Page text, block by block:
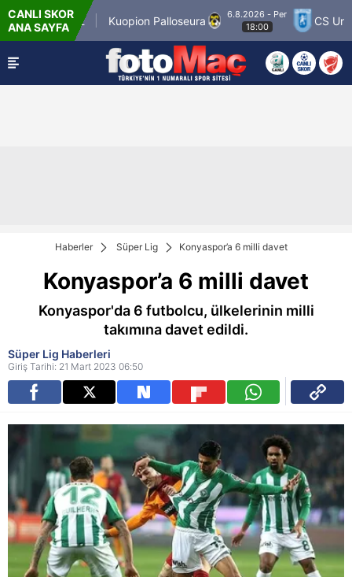
CANLI SKOR
ANA SAYFA
Match 12 Kuopion Palloseura
6.8.2026 - Per
18:00
CS
Haberler Süper Lig Konyaspor’a 6 milli davet
Konyaspor’a 6 milli davet
Konyaspor'da 6 futbolcu, ülkelerinin milli
takımına davet edildi.
Süper Lig Haberleri
Giriş Tarihi: 21 Mart 2023 06:50